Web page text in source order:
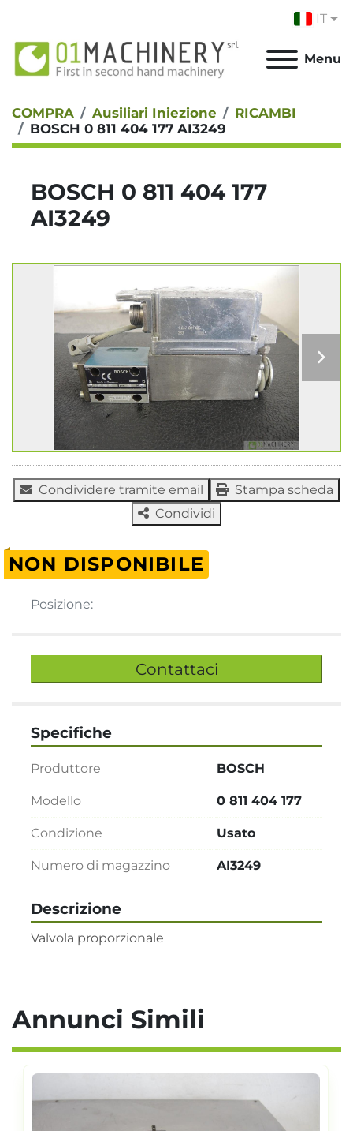
IT
Menu
COMPRA Ausiliari Iniezione
RICAMBI
BOSCH 0 811 404 177 AI3249
BOSCH 0 811 404 177
AI3249
Condividere tramite email
Stampa scheda
Condividi
NON DISPONIBILE
Posizione:
Contattaci
Descrizione
Valvola proporzionale
Specifiche
Produttore BOSCH
Modello 0 811 404 177
Condizione Usato
Numero di magazzino AI3249
Annunci Simili